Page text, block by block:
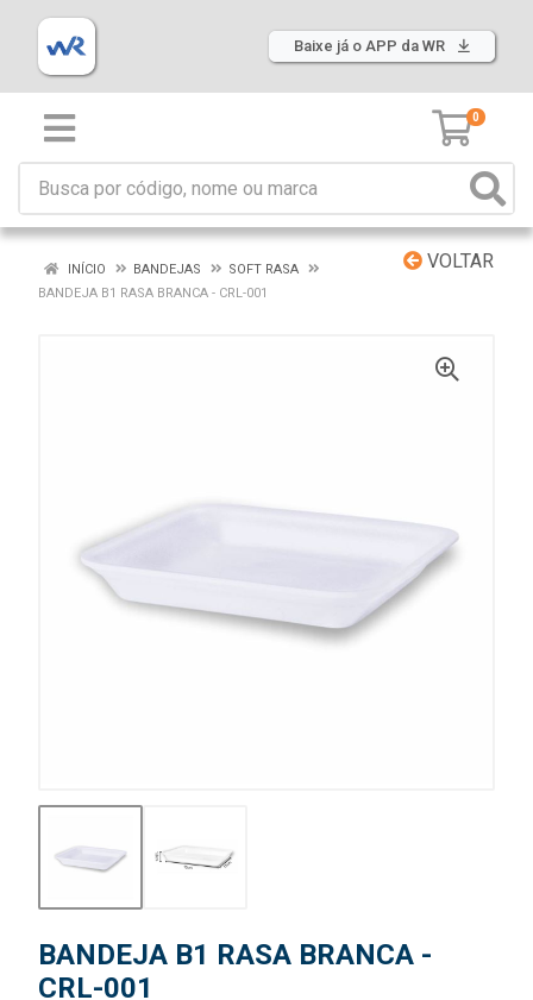
Baixe já o APP da WR
0
VOLTAR
INÍCIO BANDEJAS
SOFT RASA
BANDEJA B1 RASA BRANCA - CRL-001
BANDEJA B1 RASA BRANCA -
CRL-001